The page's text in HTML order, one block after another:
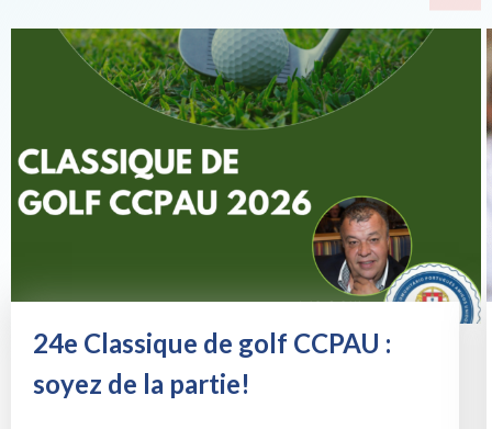
24e Classique de golf CCPAU :
soyez de la partie!